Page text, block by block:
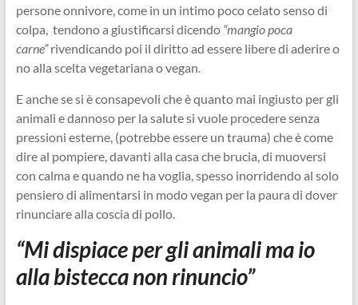
persone onnivore, come in un intimo poco celato senso di
colpa, tendono a giustificarsi dicendo “mangio poca
carne”rivendicando poi il diritto ad essere libere di aderire o
no alla scelta vegetariana o vegan.
E anche se si è consapevoli cheè quanto mai ingiusto per gli
animali e dannoso per la salute si vuole procedere senza
pressioni esterne, (potrebbe essere un trauma) che è come
dire al pompiere, davanti alla casa che brucia, di muoversi
con calma e quando ne ha voglia, spesso inorridendo al solo
pensiero di alimentarsi in modo vegan per la paura di dover
rinunciare alla coscia di pollo.
“Mi dispiace per gli animali ma io
alla bistecca non rinuncio”